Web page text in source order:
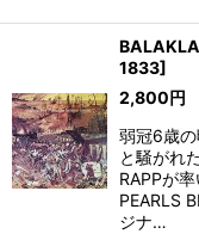
1833]
2,800 円
弱冠6歳
と騒がれ
RAPPが
PEARLS
ジナ…